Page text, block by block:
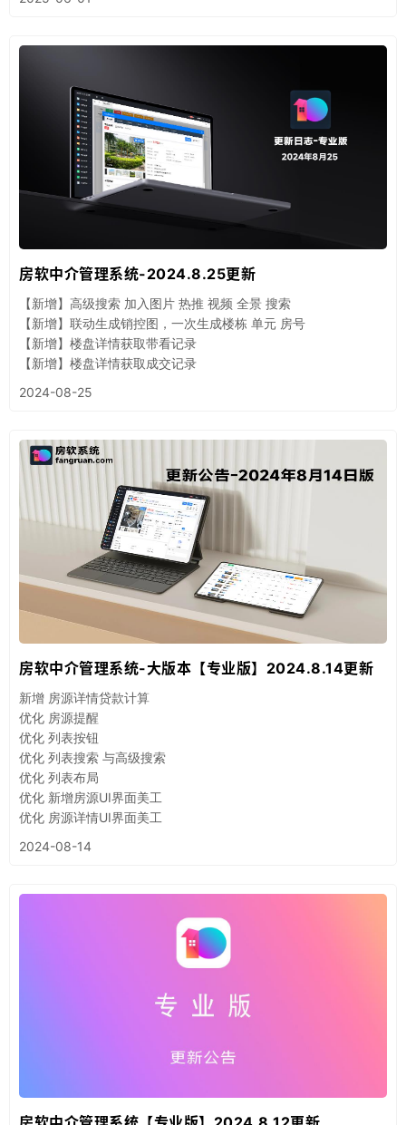
房软中介管理系统-2024.8.25更新
【新增】高级搜索 加入图片 热推 视频 全景 搜索
【新增】联动生成销控图，一次生成楼栋 单元 房号
【新增】楼盘详情获取带看记录
【新增】楼盘详情获取成交记录
2024-08-25
房软中介管理系统-大版本【专业版】2024.8.14更新
新增 房源详情贷款计算
优化 房源提醒
优化 列表按钮
优化 列表搜索 与高级搜索
优化 列表布局
优化 新增房源UI界面美工
优化 房源详情UI界面美工
2024-08-14